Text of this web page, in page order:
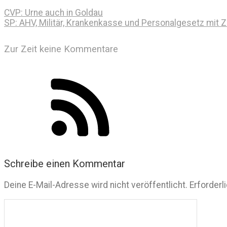
CVP: Urne auch in Goldau
SP: AHV, Militär, Krankenkasse und Personalgesetz mit
Zur Zeit keine Kommentare
Schreibe einen Kommentar
Deine E-Mail-Adresse wird nicht veröffentlicht.